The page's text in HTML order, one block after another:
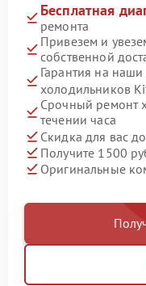
Бесплатная
ремонта
Привезем и
собственной
Гарантия на
холодильников
Срочный ремонт
течении часа
Скидка для вас до
Получите 1500
Оригинальные